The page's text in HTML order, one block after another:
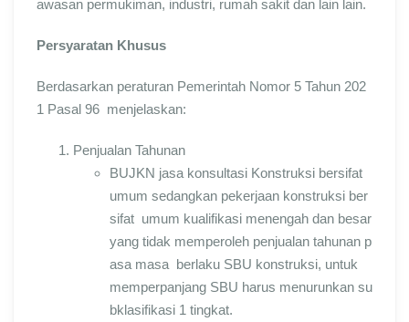
awasan permukiman, industri, rumah sakit dan lain lain.
Persyaratan Khusus
Berdasarkan peraturan Pemerintah Nomor 5 Tahun 202
1 Pasal 96 menjelaskan:
Penjualan Tahunan
BUJKN jasa konsultasi Konstruksi bersifat
umum sedangkan pekerjaan konstruksi ber
sifat umum kualifikasi menengah dan besar
yang tidak memperoleh penjualan tahunan p
asa masa berlaku SBU konstruksi, untuk
memperpanjang SBU harus menurunkan su
bklasifikasi 1 tingkat.